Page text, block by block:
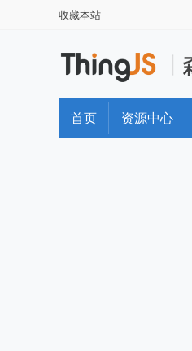
收藏本站
首页 资源中心